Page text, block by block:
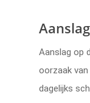
Aanslag op
oorzaak
dagelijks